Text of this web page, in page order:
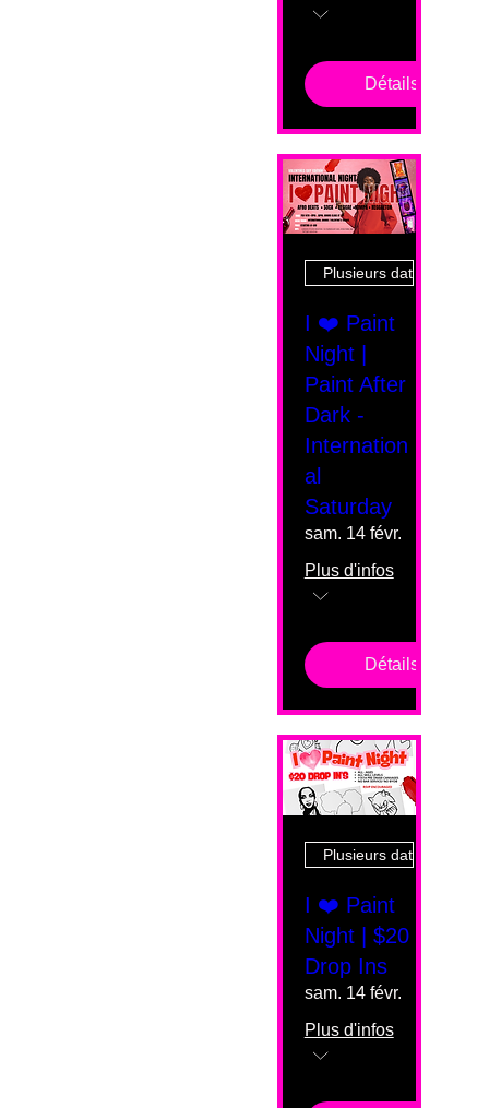
Détails
Plusieurs dates
I ❤️ Paint
Night |
Paint After
Dark -
Internation
al
Saturday
sam. 14 févr.
Plus d'infos
Détails
Plusieurs dates
I ❤️ Paint
Night | $20
Drop Ins
sam. 14 févr.
Plus d'infos